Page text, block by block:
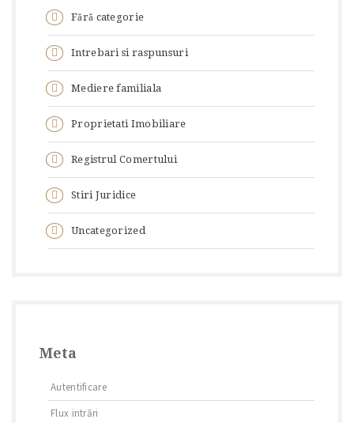
Fără categorie
Intrebari si raspunsuri
Mediere familiala
Proprietati Imobiliare
Registrul Comertului
Stiri Juridice
Uncategorized
Meta
Autentificare
Flux intrări